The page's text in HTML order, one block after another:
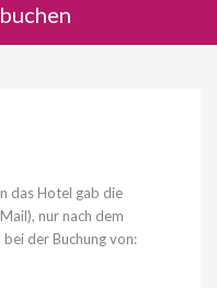
das Hotel gab die
nur nach dem
der Buchung von: